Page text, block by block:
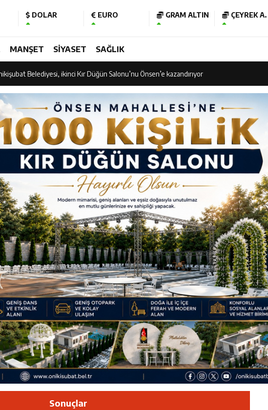
DOLAR EURO GRAM ALTIN ÇEYREK A.
MANŞET SİYASET SAĞLIK
Güzel Adam Kütüphanesi ve Deneyim Müzesi Şehrimize Çok Yakışacak
İlk Spor Vadisi Görkemli Törenle Açıldı
Belediyesi, ikinci Kır Düğün Salonu’nu Önsen’e kazandırıyor
İlk Spor Vadisi Görkemli Törenle Açıldı
Onikişubat Belediye Spor kupasına kavuştu
Görgel: “Ramazan Bayramı’mız Kutlu Olsun”
Destanının 106’ncı Yılında Kahramanmaraş Tek Yürek
Toptaş, Bakan Fatih Kacır’ın katıldığı imza töreninde ONİKAD’ın protokolünü imzaladı
Kurtuluşun ve HG Hospital’ın 1. Yılının Gururu
Sırası Zübeyde Hanım Bulvarı’nda
Güzel Adam Kütüphanesi ve Deneyim Müzesi Şehrimize Çok Yakışacak
İlk Spor Vadisi Görkemli Törenle Açıldı
Sonuçlar